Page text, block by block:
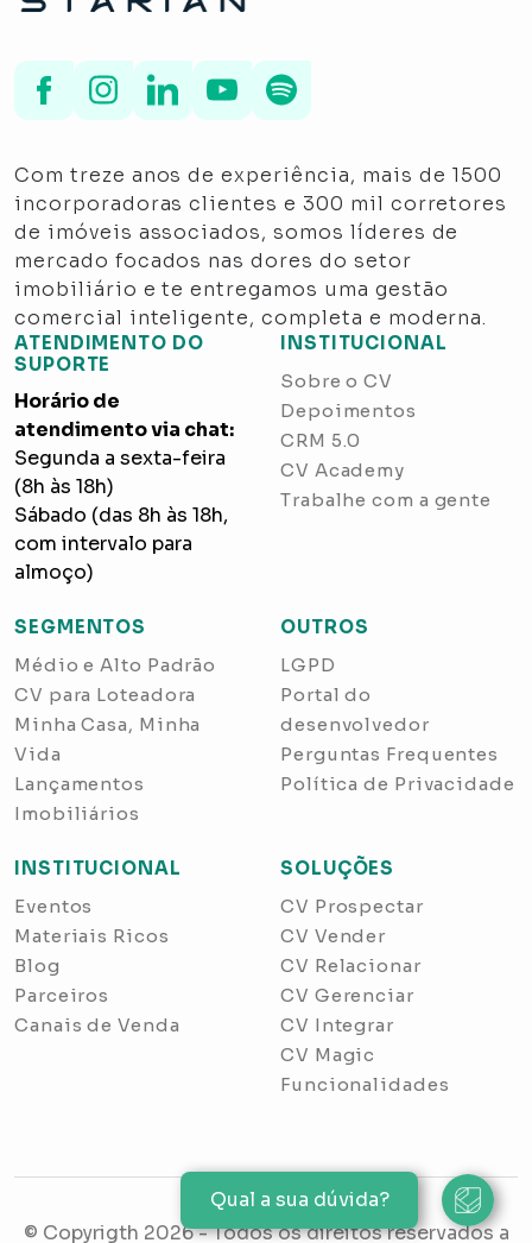
Com treze anos de experiência, mais de 1500
incorporadoras clientes e 300 mil corretores
de imóveis associados, somos líderes de
mercado focados nas dores do setor
imobiliário e te entregamos uma gestão
comercial inteligente, completa e moderna.
INSTITUCIONAL
Sobre o CV
Depoimentos
CRM 5.0
CV Academy
Trabalhe com a gente
SEGMENTOS
Médio e Alto Padrão
CV para Loteadora
Minha Casa, Minha
Vida
Lançamentos
Imobiliários
OUTROS
LGPD
Portal do
desenvolvedor
Perguntas Frequentes
Política de Privacidade
INSTITUCIONAL
Eventos
Materiais Ricos
Blog
Parceiros
Canais de Venda
SOLUÇÕES
CV Prospectar
CV Vender
CV Relacionar
CV Gerenciar
CV Integrar
CV Magic
Funcionalidades
ATENDIMENTO DO
SUPORTE
Horário de
atendimento via chat:
Segunda a sexta-feira
(8h às 18h)
Sábado (das 8h às 18h,
com intervalo para
almoço)
© Copyrigth 2026- Todos os direitos reservados a
Qual a sua dúvida?